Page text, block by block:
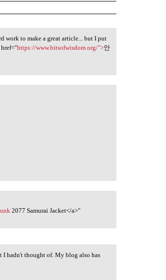
work to make a great article... but I put
href="https://www.bitsofwisdom.org/">안
2077 Samurai Jacket</a>"
I hadn't thought of. My blog also has